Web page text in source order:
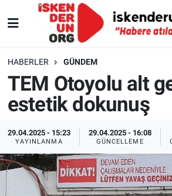
HABERLER GÜNDEM
TEM Otoyolu alt
estetik dokunuş
29.04.2025 - 15:23
YAYINLANMA
29.04.2025 - 16:08
GÜNCELLEME